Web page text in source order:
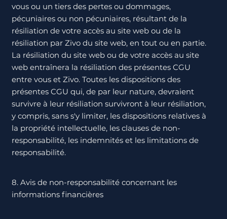
vous ou un tiers des pertes ou dommages,
pécuniaires ou non pécuniaires, résultant de la
résiliation de votre accès au site web ou de la
résiliation par Zivo du site web, en tout ou en partie.
La résiliation du site web ou de votre accès au site
web entraînera la résiliation des présentes CGU
entre vous et Zivo. Toutes les dispositions des
présentes CGU qui, de par leur nature, devraient
survivre à leur résiliation survivront à leur résiliation,
y compris, sans s'y limiter, les dispositions relatives à
la propriété intellectuelle, les clauses de non-
responsabilité, les indemnités et les limitations de
responsabilité.
8. Avis de non-responsabilité concernant les
informations financières